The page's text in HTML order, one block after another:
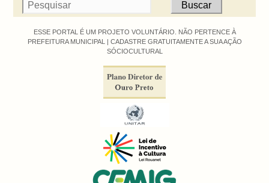
ESSE PORTAL É UM PROJETO VOLUNTÁRIO. NÃO PERTENCE À
PREFEITURA MUNICIPAL | CADASTRE GRATUITAMENTE A SUA AÇÃO
SÓCIOCULTURAL